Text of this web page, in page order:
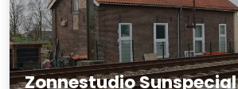
Zonnestudio Sunspecial